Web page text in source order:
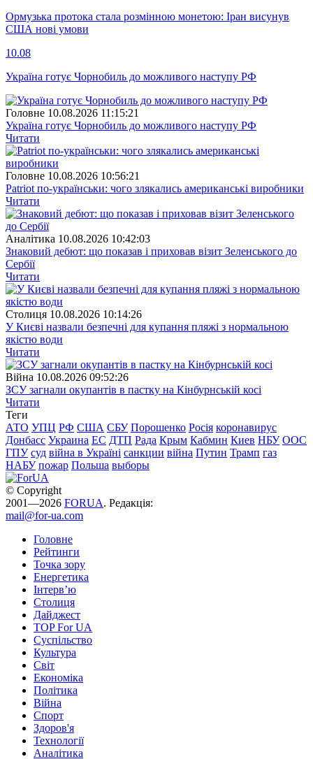
Ормузька протока стала розмінною монетою: Іран висунув
США нові умови
10.08
Україна готує Чорнобиль до можливого наступу РФ
Головне 10.08.2026 11:15:21
Україна готує Чорнобиль до можливого наступу РФ
Читати
Головне 10.08.2026 10:56:21
Patriot по-українськи: чого злякались американські виробники
Читати
Аналітика 10.08.2026 10:42:03
Знаковий дебют: що показав і приховав візит Зеленського до
Сербії
Читати
Столиця 10.08.2026 10:14:26
У Києві назвали безпечні для купання пляжі з нормальною
якістю води
Читати
Війна 10.08.2026 09:52:26
ЗСУ загнали окупантів в пастку на Кінбурнській косі
Читати
Теги
АТО УПЦ РФ США СБУ Порошенко Росія коронавирус
Донбасс Украина ЕС ДТП Рада Крым Кабмин Киев НБУ ООС
ГПУ суд війна в Україні санкции війна Путин Трамп газ
НАБУ пожар Польша выборы
© Copyright
2001—2026 FORUA. Редакція:
mail@for-ua.com
Головне
Рейтинги
Точка зору
Енергетика
Інтерв’ю
Столиця
Дайджест
TOP For UA
Суспiльство
Культура
Світ
Економіка
Політика
Війна
Спорт
Здоров'я
Технології
Аналітика